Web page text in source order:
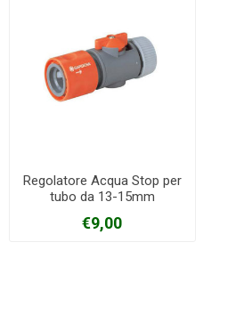
Regolatore Acqua Stop per
tubo da 13-15mm
€9,00